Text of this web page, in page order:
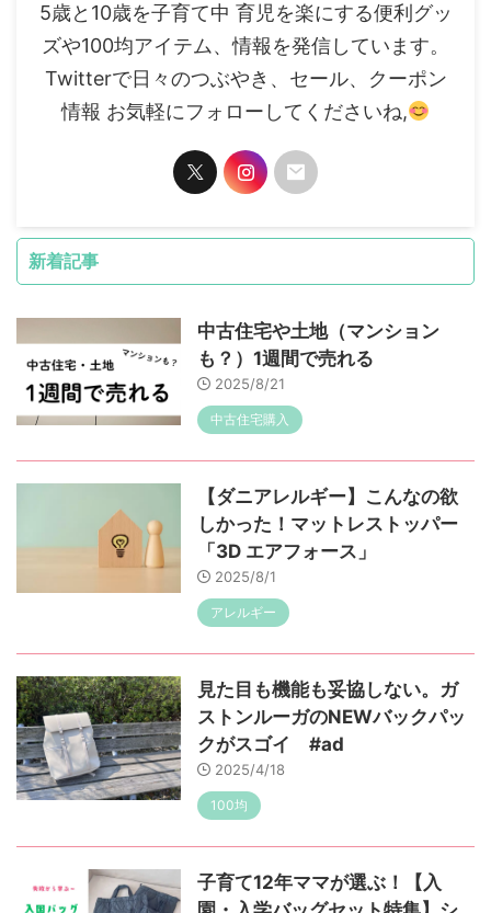
5歳と10歳を子育て中 育児を楽にする便利グッ
ズや100均アイテム、情報を発信しています。
Twitterで日々のつぶやき、セール、クーポン
情報 お気軽にフォローしてくださいね,
新着記事
中古住宅や土地（マンション
も？）1週間で売れる
2025/8/21
中古住宅購入
【ダニアレルギー】こんなの欲
しかった！マットレストッパー
「3D エアフォース」
2025/8/1
アレルギー
見た目も機能も妥協しない。ガ
ストンルーガのNEWバックパッ
クがスゴイ #ad
2025/4/18
100均
子育て12年ママが選ぶ！【入